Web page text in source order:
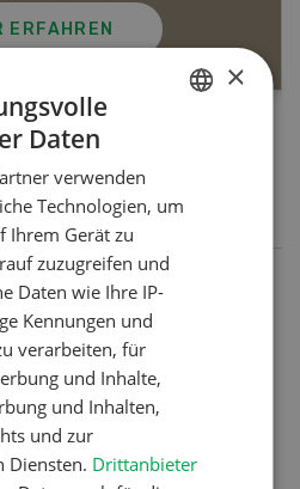
ERFAHREN
Kuhnamen: Liste
×
Daten
verwenden
Technologien, um
Ihrem Gerät zu
zuzugreifen und
Daten wie Ihre IP-
Kennungen und
verarbeiten, für
und Inhalte,
und Inhalten,
und zur
Diensten. Drittanbieter